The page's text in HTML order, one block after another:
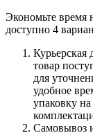
Экономьте время
доступно 4
Курьерская
товар
для
удобное
упаковку на
Самовывоз